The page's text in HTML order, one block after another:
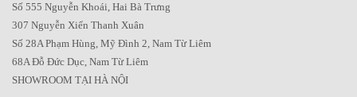
Số 555 Nguyễn Khoái, Hai Bà Trưng
307 Nguyễn Xiển Thanh Xuân
Số 28A Phạm Hùng, Mỹ Đình 2, Nam Từ Liêm
68A Đỗ Đức Dục, Nam Từ Liêm
SHOWROOM TẠI HÀ NỘI